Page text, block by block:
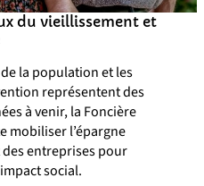
du vieillissement et
la population et les
représentent des
à venir, la Foncière
mobiliser l’épargne
des entreprises pour
social.